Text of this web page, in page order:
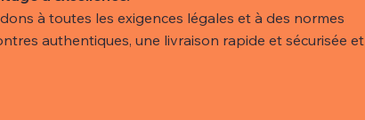
à toutes les exigences légales et à des normes
authentiques, une livraison rapide et sécurisée et